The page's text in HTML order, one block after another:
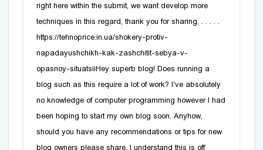
right here within the submit, we want develop more
techniques in this regard, thank you for sharing. . . . . .
https://tehnoprice.in.ua/shokery-protiv-
napadayushchikh-kak-zashchitit-sebya-v-
opasnoy-situatsiiHey superb blog! Does running a
blog such as this require a lot of work? I've absolutely
no knowledge of computer programming however I had
been hoping to start my own blog soon. Anyhow,
should you have any recommendations or tips for new
blog owners please share. I understand this is off